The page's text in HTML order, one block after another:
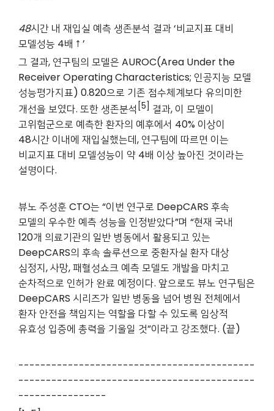
48시간 내 재입실 예측 생존분석 결과 ‘비교지표 대비
모델성능 4배↑’
그 결과, 연구팀의 모델은 AUROC(Area Under the
Receiver Operating Characteristics; 인공지능 모델
성능평가지표) 0.820으로 기존 점수체계보다 유의미한
개선을 보였다. 또한 생존분석 [5] 결과, 이 모델이
고위험군으로 예측한 환자의 예후에서 40% 이상이
48시간 이내에 재입실했는데, 연구팀에 따르면 이는
비교지표 대비 모델성능이 약 4배 이상 높아진 것이라는
설명이다.
뷰노 주성훈 CTO는 “이번 연구로 DeepCARS 후속
모델의 우수한 예측 성능을 인정받았다”며 “현재 국내
120개 의료기관의 일반 병동에서 활용되고 있는
DeepCARS의 후속 솔루션으로 중환자실 환자 대상
심정지, 사망, 패혈성쇼크 예측 모델도 개발을 마치고
순차적으로 인허가 완료 예정이다. 앞으로도 뷰노 연구팀은
DeepCARS 시리즈가 일반 병동을 넘어 병원 전체에서
환자 안전을 책임지는 역할을 다할 수 있도록 임상적
유효성 입증에 총력을 기울일 것”이라고 강조했다. (끝)
-------------------------------------------
-------------------------------------------
----------------